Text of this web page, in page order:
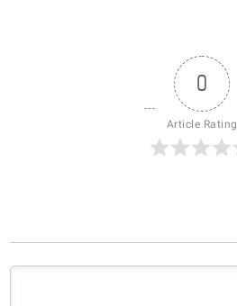
0
Article Rating